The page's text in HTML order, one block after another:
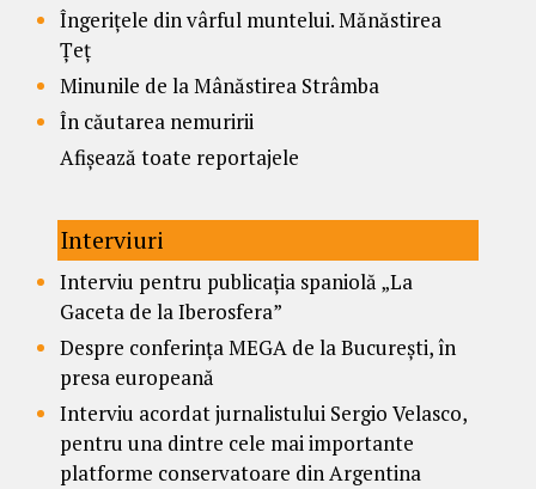
Îngerițele din vârful muntelui. Mănăstirea
Țeț
Minunile de la Mânăstirea Strâmba
În căutarea nemuririi
Afișează toate reportajele
Interviuri
Interviu pentru publicația spaniolă „La
Gaceta de la Iberosfera”
Despre conferința MEGA de la București, în
presa europeană
Interviu acordat jurnalistului Sergio Velasco,
pentru una dintre cele mai importante
platforme conservatoare din Argentina